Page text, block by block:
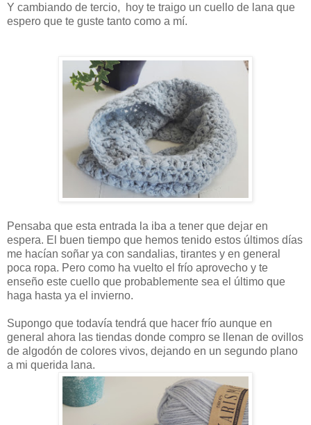
Y cambiando de tercio, hoy te traigo un cuello de lana que
espero que te guste tanto como a mí.
Pensaba que esta entrada la iba a tener que dejar en
espera. El buen tiempo que hemos tenido estos últimos días
me hacían soñar ya con sandalias, tirantes y en general
poca ropa. Pero como ha vuelto el frío aprovecho y te
enseño este cuello que probablemente sea el último que
haga hasta ya el invierno.
Supongo que todavía tendrá que hacer frío aunque en
general ahora las tiendas donde compro se llenan de ovillos
de algodón de colores vivos, dejando en un segundo plano
a mi querida lana.